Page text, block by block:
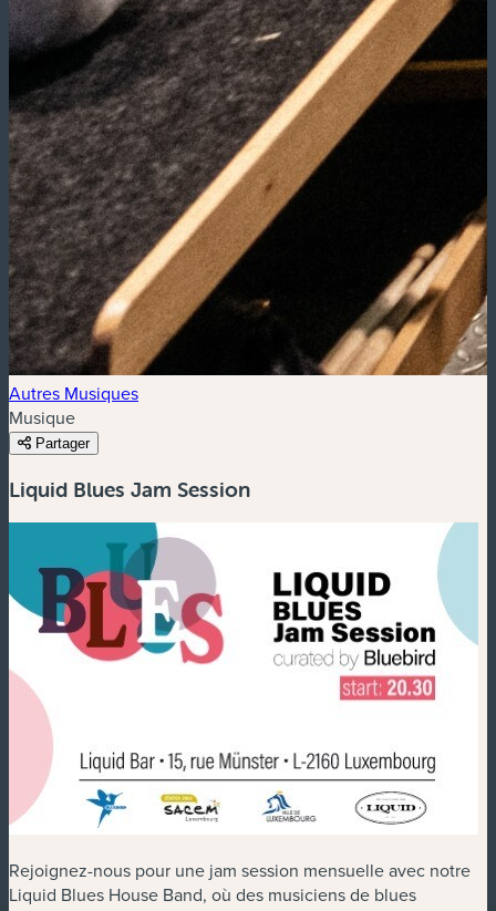
Autres Musiques
Musique
Partager
Liquid Blues Jam Session
Rejoignez-nous pour une jam session mensuelle avec notre
Liquid Blues House Band, où des musiciens de blues